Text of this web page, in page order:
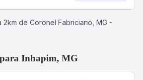
2km de Coronel Fabriciano, MG -
Inhapim, MG